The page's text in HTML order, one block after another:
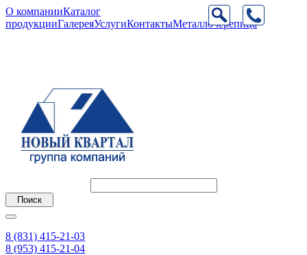
О компанииКаталог
продукцииГалереяУслугиКонтактыМеталлочерепица
8 (831) 415-21-03
8 (953) 415-21-04